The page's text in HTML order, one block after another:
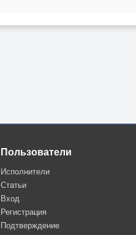
Пользователи
Исполнители
Статьи
Вход
Регистрация
Подтверждение